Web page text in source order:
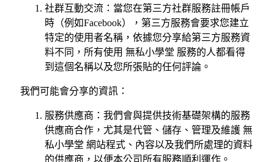
社群互動交流：當您在第三方社群服務註冊帳戶
時（例如Facebook），第三方服務會要求您建立
特定的使用者名稱，依據您分享給第三方服務資
料不同，所有使用 無私小學堂 服務的人都看得
到這個名稱以及您所張貼的任何評論。
我們可能會分享的資訊：
服務供應商：我們會與提供技術基礎架構的服務
供應商合作，尤其是代管、儲存、管理及維護 無
私小學堂 網站程式、內容以及我們所處理的資料
的供應商，以便本公司所有服務順利運作。